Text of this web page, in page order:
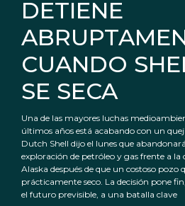
DETIENE
CUANDO
SE SECA
Una de las mayores luchas
últimos años está acabando con un
Dutch Shell dijo el lunes que
exploración de petróleo y gas frente a la
Alaska después de que un costoso pozo
prácticamente seco. La decisión pone
el futuro previsible, a una batalla clave